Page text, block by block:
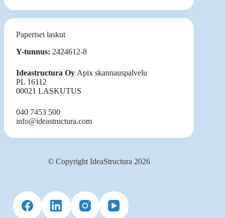
Paperiset laskut
Y-tunnus: 2424612-8
Ideastructura Oy Apix skannauspalvelu
PL 16112
00021 LASKUTUS
040 7453 500
info@ideastructura.com
© Copyright IdeaStructura 2026